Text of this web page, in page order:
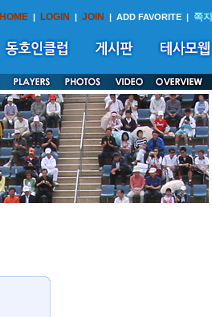
HOME | LOGIN | JOIN | ADD FAVORITE | 쪽지